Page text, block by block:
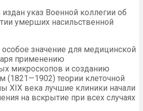
указ Военной коллегии об
умерших насильственной
значение для медицинской
применению
микроскопов и созданию
теории клеточной
XIX века лучшие клиники начали
на вскрытие при всех случаях